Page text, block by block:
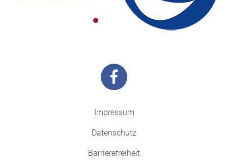
Impressum
Datenschutz
Barrierefreiheit